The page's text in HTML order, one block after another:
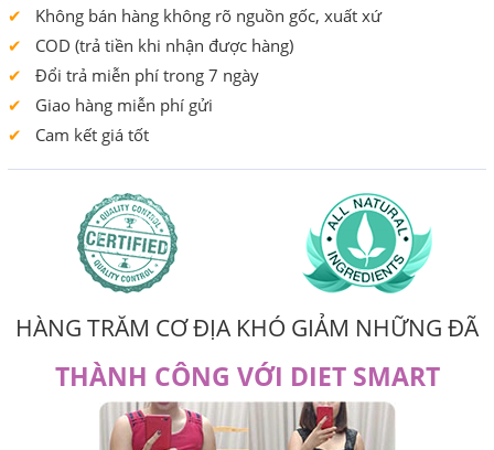
Không bán hàng không rõ nguồn gốc, xuất xứ
COD (trả tiền khi nhận được hàng)
Đổi trả miễn phí trong 7 ngày
Giao hàng miễn phí gửi
Cam kết giá tốt
HÀNG TRĂM CƠ ĐỊA KHÓ GIẢM NHỮNG ĐÃ
THÀNH CÔNG VỚI DIET SMART